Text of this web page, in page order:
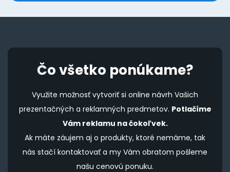
Čo všetko ponúkame?
Využite možnosť vytvoriť si online návrh Vašich
prezentačných a reklamných predmetov. Potlačíme
Vám reklamu na čokoľvek.
Ak máte záujem aj o produkty, ktoré nemáme, tak
nás stačí kontaktovať a my Vám obratom pošleme
našu cenovú ponuku.